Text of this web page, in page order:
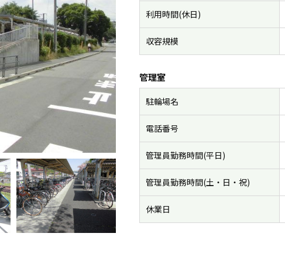
利用時間(休日)
収容規模
管理室
駐輪場名
電話番号
管理員勤務時間(平日)
管理員勤務時間(土・日・祝)
休業日